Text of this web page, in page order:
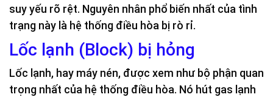
suy yếu rõ rệt. Nguyên nhân phổ biến nhất của tình
trạng này là hệ thống điều hòa bị rò rỉ.
Lốc lạnh (Block) bị hỏng
Lốc lạnh, hay máy nén, được xem như bộ phận quan
trọng nhất của hệ thống điều hòa. Nó hút gas lạnh